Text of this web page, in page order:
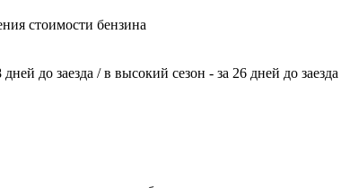
стоимости бензина
до заезда / в высокий сезон - за 26 дней до заезда